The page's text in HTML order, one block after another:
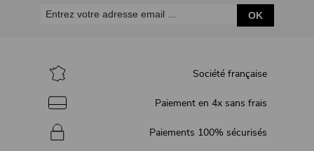
OK
Société française
Paiement en 4x sans frais
Paiements 100% sécurisés